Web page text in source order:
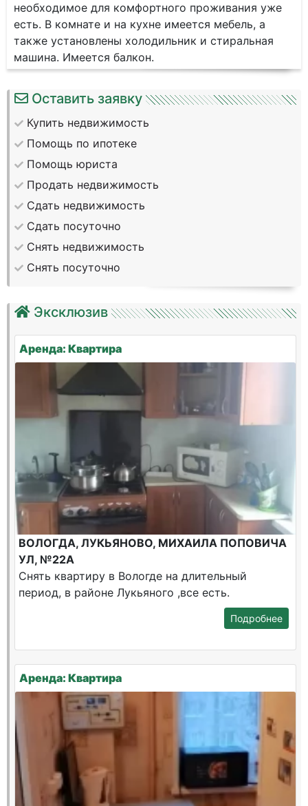
необходимое для комфортного проживания уже
есть. В комнате и на кухне имеется мебель, а
также установлены холодильник и стиральная
машина. Имеется балкон.
Оставить заявку
Купить недвижимость
Помощь по ипотеке
Помощь юриста
Продать недвижимость
Сдать недвижимость
Сдать посуточно
Снять недвижимость
Снять посуточно
Эксклюзив
Аренда: Квартира
ВОЛОГДА, ЛУКЬЯНОВО, МИХАИЛА ПОПОВИЧА
УЛ, №22А
Снять квартиру в Вологде на длительный
период, в районе Лукьяного ,все есть.
Подробнее
Аренда: Квартира